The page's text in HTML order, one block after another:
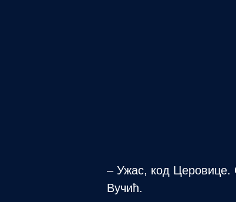
– Ужас, код Церовице.
Вучић.